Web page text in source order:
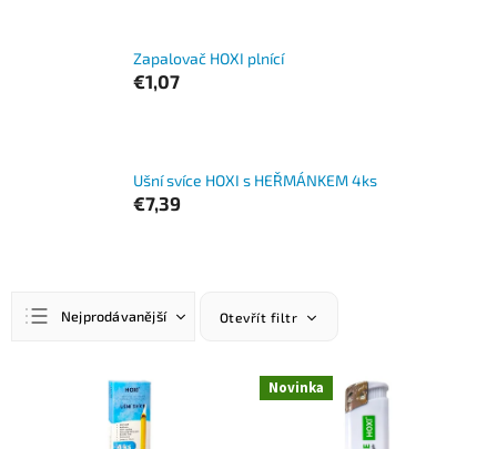
Zapalovač HOXI plnící
€1,07
Ušní svíce HOXI s HEŘMÁNKEM 4ks
€7,39
Nejprodávanější
Nejdražší
Abecedně
Otevřít filtr
Novinka